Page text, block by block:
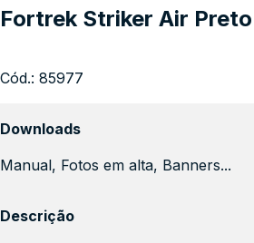
Fortrek Striker Air Preto
Cód.: 85977
Downloads
Manual, Fotos em alta, Banners...
Descrição